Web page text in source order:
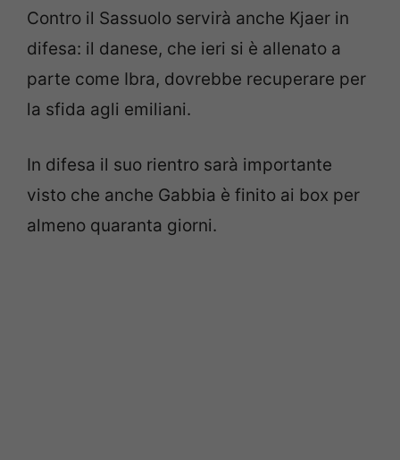
Contro il Sassuolo servirà anche Kjaer in
difesa: il danese, che ieri si è allenato a
parte come Ibra, dovrebbe recuperare per
la sfida agli emiliani.
In difesa il suo rientro sarà importante
visto che anche Gabbia è finito ai box per
almeno quaranta giorni.